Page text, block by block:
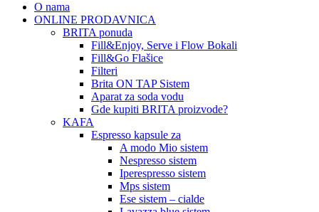
O nama
ONLINE PRODAVNICA
BRITA ponuda
Fill&Enjoy, Serve i Flow Bokali
Fill&Go Flašice
Filteri
Brita ON TAP Sistem
Aparat za soda vodu
Gde kupiti BRITA proizvode?
KAFA
Espresso kapsule za
A modo Mio sistem
Nespresso sistem
Iperespresso sistem
Mps sistem
Ese sistem – cialde